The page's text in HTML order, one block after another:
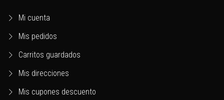
Mi cuenta
Mis pedidos
Carritos guardados
Mis direcciones
Mis cupones descuento